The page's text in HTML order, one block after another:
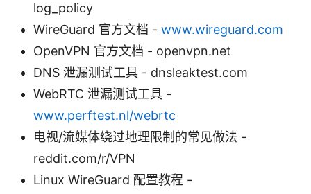
log_policy
WireGuard 官方文档 - www.wireguard.com
OpenVPN 官方文档 - openvpn.net
DNS 泄漏测试工具 - dnsleaktest.com
WebRTC 泄漏测试工具 -
www.perftest.nl/webrtc
电视/流媒体绕过地理限制的常见做法 -
reddit.com/r/VPN
Linux WireGuard 配置教程 -